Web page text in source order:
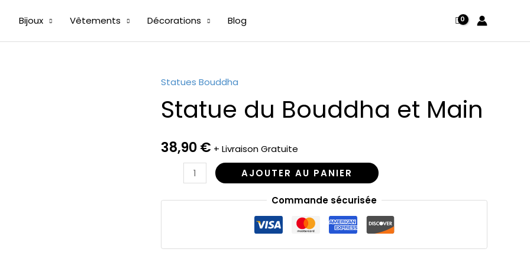
Bijoux Vêtements Décorations Blog
Statues Bouddha
Statue du Bouddha et Main
38,90€ + Livraison Gratuite
quantité
de
Statue
Bouddha
AJOUTER AU PANIER
Commande sécurisée